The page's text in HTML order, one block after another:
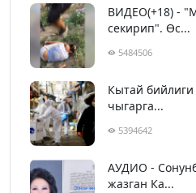
ВИДЕО(+18) -
секирип". Өс...
5484506
Кытай
чыгарга...
5394642
АУДИО -
жазган Ка...